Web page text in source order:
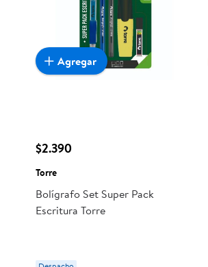
$2.390
Torre
Bolígrafo Set Super Pack
Escritura Torre
Agregar